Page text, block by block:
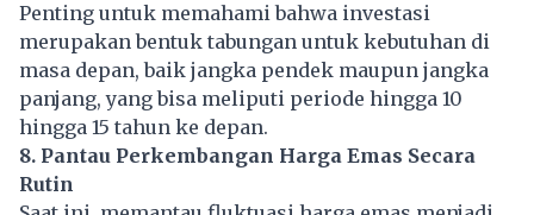
Penting untuk memahami bahwa investasi
merupakan bentuk tabungan untuk kebutuhan di
masa depan, baik jangka pendek maupun jangka
panjang, yang bisa meliputi periode hingga 10
hingga 15 tahun ke depan.
8. Pantau Perkembangan Harga Emas Secara
Rutin